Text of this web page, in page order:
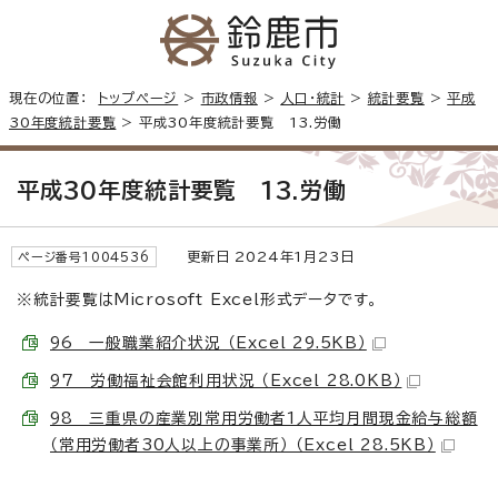
現在の位置： トップページ > 市政情報 > 人口・統計 > 統計要覧 >平成
30年度統計要覧 > 平成30年度統計要覧 13.労働
平成30年度統計要覧 13.労働
ページ番号1004536 更新日 2024年1月23日
※統計要覧はMicrosoft Excel形式データです。
96 一般職業紹介状況 （Excel 29.5KB）
97 労働福祉会館利用状況 （Excel 28.0KB）
98 三重県の産業別常用労働者1人平均月間現金給与総額
（常用労働者30人以上の事業所） （Excel 28.5KB）